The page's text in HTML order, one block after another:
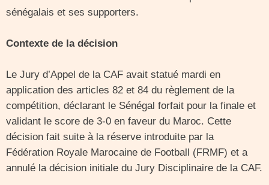
sénégalais et ses supporters.
Contexte de la décision
Le Jury d’Appel de la CAF avait statué mardi en
application des articles 82 et 84 du règlement de la
compétition, déclarant le Sénégal forfait pour la finale et
validant le score de 3-0 en faveur du Maroc. Cette
décision fait suite à la réserve introduite par la
Fédération Royale Marocaine de Football (FRMF) et a
annulé la décision initiale du Jury Disciplinaire de la CAF.